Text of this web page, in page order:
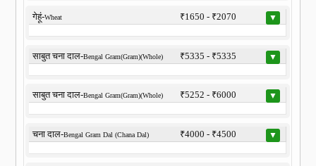
गेहूं-Wheat ₹1650 - ₹2070 ▼
साबुत चना दाल-Bengal Gram(Gram)(Whole) ₹5335 - ₹5335 ▼
साबुत चना दाल-Bengal Gram(Gram)(Whole) ₹5252 - ₹6000 ▼
चना दाल-Bengal Gram Dal (Chana Dal) ₹4000 - ₹4500 ▼